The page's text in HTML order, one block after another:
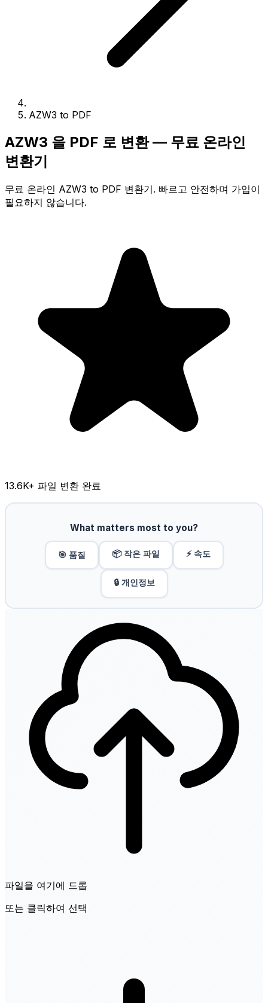
AZW3 to PDF
AZW3 을 PDF 로 변환 — 무료 온라인
변환기
무료 온라인 AZW3 to PDF 변환기. 빠르고 안전하며 가입이
필요하지 않습니다.
13.6K+ 파일 변환 완료
What matters most to you?
🎯 품질 📦 작은 파일 ⚡ 속도
🔒 개인정보
파일을 여기에 드롭
또는 클릭하여 선택